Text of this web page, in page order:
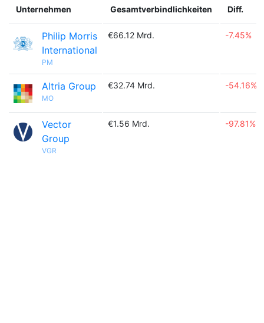
Unternehmen Gesamtverbindlichkeiten Diff.
Philip Morris
International
PM
€66.12 Mrd. -7.45%
Altria Group
MO
€32.74 Mrd. -54.16%
Vector
Group
VGR
€1.56 Mrd. -97.81%